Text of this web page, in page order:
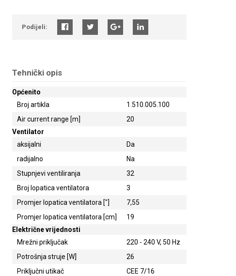
Podijeli:
Tehnički opis
Općenito
Broj artikla
1.510.005.100
Air current range [m]
20
Ventilator
aksijalni
Da
radijalno
Na
Stupnjevi ventiliranja
32
Broj lopatica ventilatora
3
Promjer lopatica ventilatora ["]
7,55
Promjer lopatica ventilatora [cm]
19
Električne vrijednosti
Mrežni priključak
220 - 240 V, 50 Hz
Potrošnja struje [W]
26
Priključni utikač
CEE 7/16